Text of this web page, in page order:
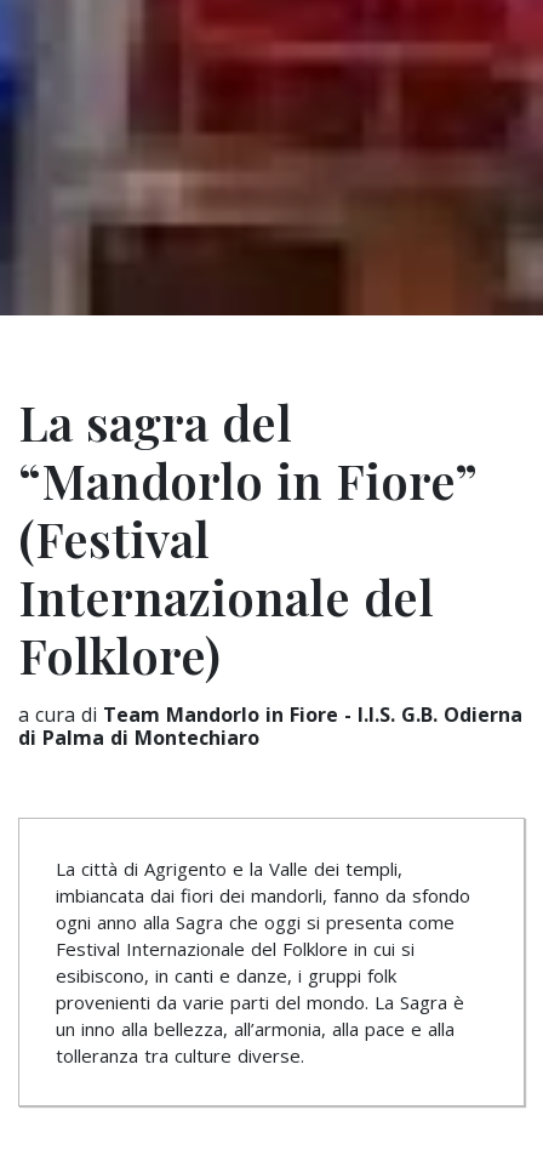
La sagra del
“Mandorlo in Fiore”
(Festival
Internazionale del
Folklore)
a cura di Team Mandorlo in Fiore - I.I.S. G.B. Odierna
di Palma di Montechiaro
La città di Agrigento e la Valle dei templi,
imbiancata dai fiori dei mandorli, fanno da sfondo
ogni anno alla Sagra che oggi si presenta come
Festival Internazionale del Folklore in cui si
esibiscono, in canti e danze, i gruppi folk
provenienti da varie parti del mondo. La Sagra è
un inno alla bellezza, all’armonia, alla pace e alla
tolleranza tra culture diverse.